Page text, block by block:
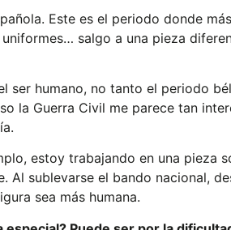
Este es el periodo donde
salgo a una pieza
humano, no tanto el periodo
la Guerra Civil me parece tan
estoy trabajando en una pieza
sublevarse el bando nacional,
sea más humana.